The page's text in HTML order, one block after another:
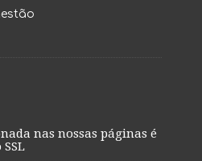
nas nossas páginas é